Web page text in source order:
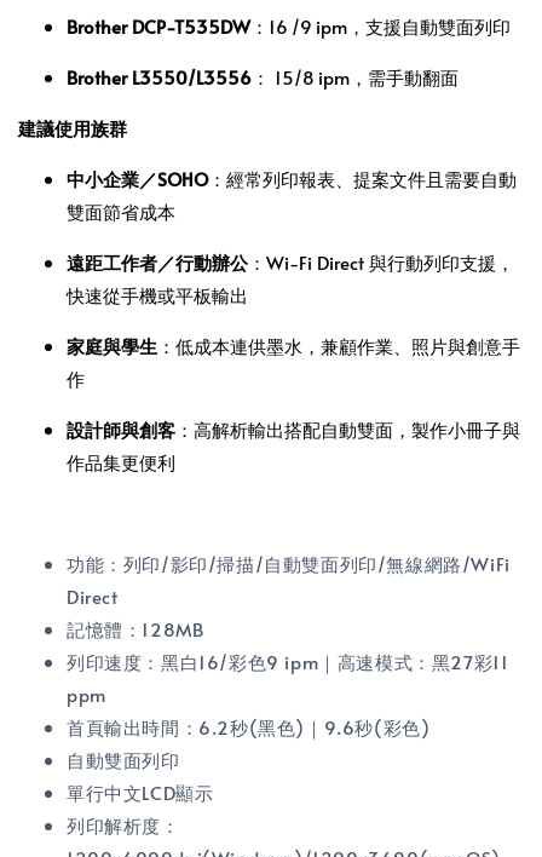
Brother DCP‑T535DW：16 /9 ipm，支援自動雙面列印
Brother L3550/L3556 ： 15/8 ipm，需手動翻面
建議使用族群
中小企業／SOHO：經常列印報表、提案文件且需要自動
雙面節省成本
遠距工作者／行動辦公：Wi‑Fi Direct 與行動列印支援，
快速從手機或平板輸出
家庭與學生 ：低成本連供墨水，兼顧作業、照片與創意手
作
設計師與創客 ：高解析輸出搭配自動雙面，製作小冊子與
作品集更便利
功能：列印/影印/掃描/自動雙面列印/無線網路/WiFi
Direct
記憶體：128MB
列印速度：黑白16/彩色9 ipm｜高速模式：黑27彩11
ppm
首頁輸出時間：6.2秒(黑色)｜9.6秒(彩色)
自動雙面列印
單行中文LCD顯示
列印解析度：